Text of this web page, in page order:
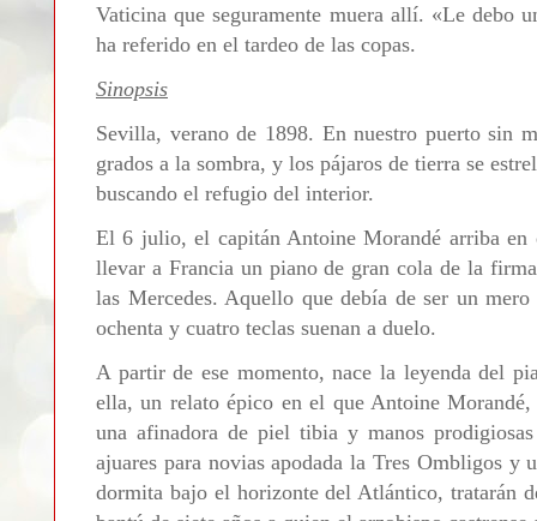
Vaticina que seguramente muera allí. «Le debo
ha referido en el tardeo de las copas.
Sinopsis
Sevilla, verano de 1898. En nuestro puerto sin
grados a la sombra, y los pájaros de tierra se
buscando el refugio del interior.
El 6 julio, el capitán Antoine Morandé arriba en
llevar a Francia un piano de gran cola de la
las Mercedes. Aquello que debía de ser un
ochenta y cuatro teclas suenan a duelo.
A partir de ese momento, nace la leyenda del
ella, un relato épico en el que Antoine
una afinadora de piel tibia y manos
ajuares para novias apodada la Tres Ombligos y
dormita bajo el horizonte del Atlántico, tratarán